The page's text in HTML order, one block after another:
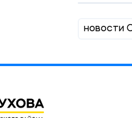
новости